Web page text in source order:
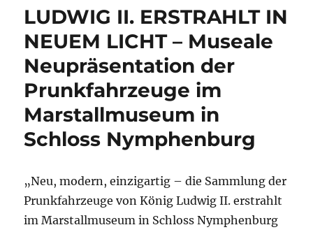
LUDWIG II. ERSTRAHLT IN
NEUEM LICHT – Museale
Neupräsentation der
Prunkfahrzeuge im
Marstallmuseum in
Schloss Nymphenburg
„Neu, modern, einzigartig – die Sammlung der
Prunkfahrzeuge von König Ludwig II. erstrahlt
im Marstallmuseum in Schloss Nymphenburg